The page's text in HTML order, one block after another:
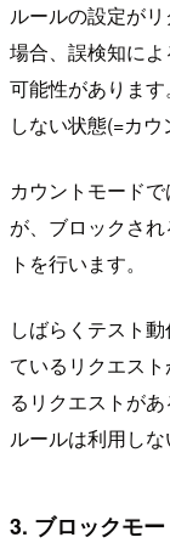
ルールの設定が
場合、誤検知に
可能性がありま
しない状態(=カウ
カウントモード
が、ブロックさ
トを行います。
しばらくテスト
ているリクエス
るリクエストが
ルールは利用しな
3. ブロックモ